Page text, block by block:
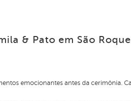
& Pato em São Roque
emocionantes antes da cerimônia.